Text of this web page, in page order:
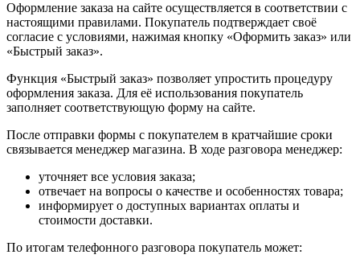
Оформление заказа на сайте осуществляется в соответствии с
настоящими правилами. Покупатель подтверждает своё
согласие с условиями, нажимая кнопку «Оформить заказ» или
«Быстрый заказ».
Функция «Быстрый заказ» позволяет упростить процедуру
оформления заказа. Для её использования покупатель
заполняет соответствующую форму на сайте.
После отправки формы с покупателем в кратчайшие сроки
связывается менеджер магазина. В ходе разговора менеджер:
уточняет все условия заказа;
отвечает на вопросы о качестве и особенностях товара;
информирует о доступных вариантах оплаты и
стоимости доставки.
По итогам телефонного разговора покупатель может: